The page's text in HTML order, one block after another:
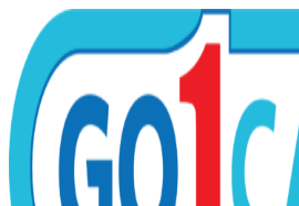
nội
dung
Menu
Quantity
Scroll
Up